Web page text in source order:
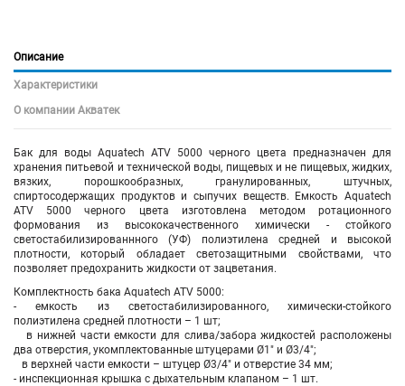
Описание
Характеристики
О компании Акватек
Бак для воды Aquatech ATV 5000 черного цвета предназначен для
хранения питьевой и технической воды, пищевых и не пищевых, жидких,
вязких, порошкообразных, гранулированных, штучных,
спиртосодержащих продуктов и сыпучих веществ. Емкость Aquatech
ATV 5000 черного цвета изготовлена методом ротационного
формования из высококачественного химически - стойкого
светостабилизированнного (УФ) полиэтилена средней и высокой
плотности, который обладает светозащитными свойствами, что
позволяет предохранить жидкости от зацветания.
Комплектность бака Aquatech ATV 5000:
- емкость из светостабилизированного, химически-стойкого
полиэтилена средней плотности – 1 шт;
в нижней части емкости для слива/забора жидкостей расположены
два отверстия, укомплектованные штуцерами Ø1" и Ø3/4";
в верхней части емкости – штуцер Ø3/4" и отверстие 34 мм;
- инспекционная крышка с дыхательным клапаном – 1 шт.